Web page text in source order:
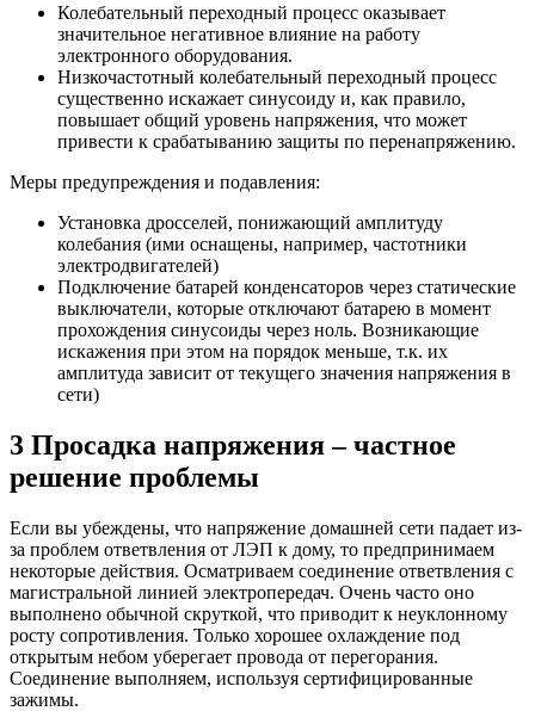
Колебательный переходный процесс оказывает
значительное негативное влияние на работу
электронного оборудования.
Низкочастотный колебательный переходный процесс
существенно искажает синусоиду и, как правило,
повышает общий уровень напряжения, что может
привести к срабатыванию защиты по перенапряжению.
Меры предупреждения и подавления:
Установка дросселей, понижающий амплитуду
колебания (ими оснащены, например, частотники
электродвигателей)
Подключение батарей конденсаторов через статические
выключатели, которые отключают батарею в момент
прохождения синусоиды через ноль. Возникающие
искажения при этом на порядок меньше, т.к. их
амплитуда зависит от текущего значения напряжения в
сети)
3 Просадка напряжения – частное
решение проблемы
Если вы убеждены, что напряжение домашней сети падает из-
за проблем ответвления от ЛЭП к дому, то предпринимаем
некоторые действия. Осматриваем соединение ответвления с
магистральной линией электропередач. Очень часто оно
выполнено обычной скруткой, что приводит к неуклонному
росту сопротивления. Только хорошее охлаждение под
открытым небом уберегает провода от перегорания.
Соединение выполняем, используя сертифицированные
зажимы.